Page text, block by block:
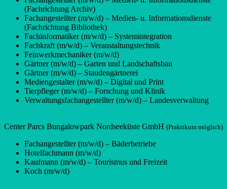
(Fachrichtung Archiv)
Fachangestellter (m/w/d) – Medien- u. Informationsdienste
(Fachrichtung Bibliothek)
Fachinformatiker (m/w/d) – Systemintegration
Fachkraft (m/w/d) – Veranstaltungstechnik
Feinwerkmechaniker (m/w/d)
Gärtner (m/w/d) – Garten und Landschaftsbau
Gärtner (m/w/d) – Staudengärtnerei
Mediengestalter (m/w/d) – Digital und Print
Tierpfleger (m/w/d) – Forschung und Klinik
Verwaltungsfachangestellter (m/w/d) – Landesverwaltung
Center Parcs Bungalowpark Nordseeküste GmbH (Praktikum möglich)
Fachangestellter (m/w/d) – Bäderbetriebe
Hotelfachmann (m/w/d)
Kaufmann (m/w/d) – Tourismus und Freizeit
Koch (m/w/d)